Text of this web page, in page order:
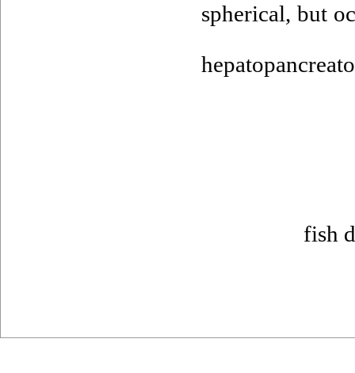
spherical, but
fish